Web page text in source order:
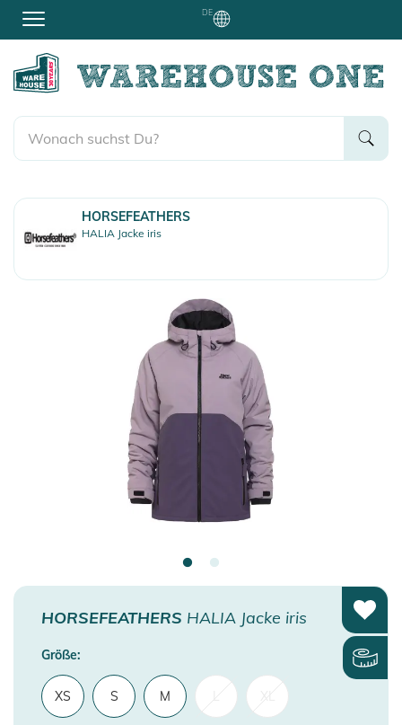
DE
HORSEFEATHERS
HALIA Jacke iris
HORSEFEATHERS HALIA Jacke iris
Größe:
XS S M